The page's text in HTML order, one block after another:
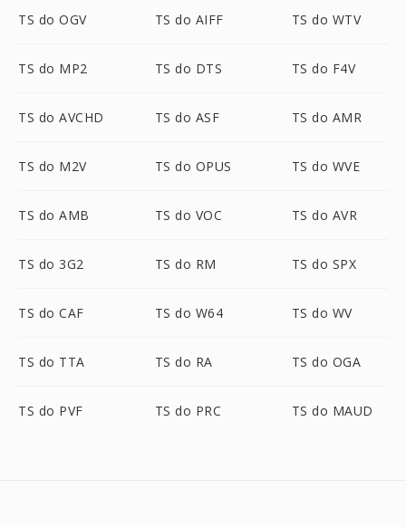
TS do OGV TS do AIFF TS do WTV
TS do MP2 TS do DTS TS do F4V
TS do AVCHD TS do ASF TS do AMR
TS do M2V TS do OPUS TS do WVE
TS do AMB TS do VOC TS do AVR
TS do 3G2 TS do RM TS do SPX
TS do CAF TS do W64 TS do WV
TS do TTA TS do RA TS do OGA
TS do PVF TS do PRC TS do MAUD